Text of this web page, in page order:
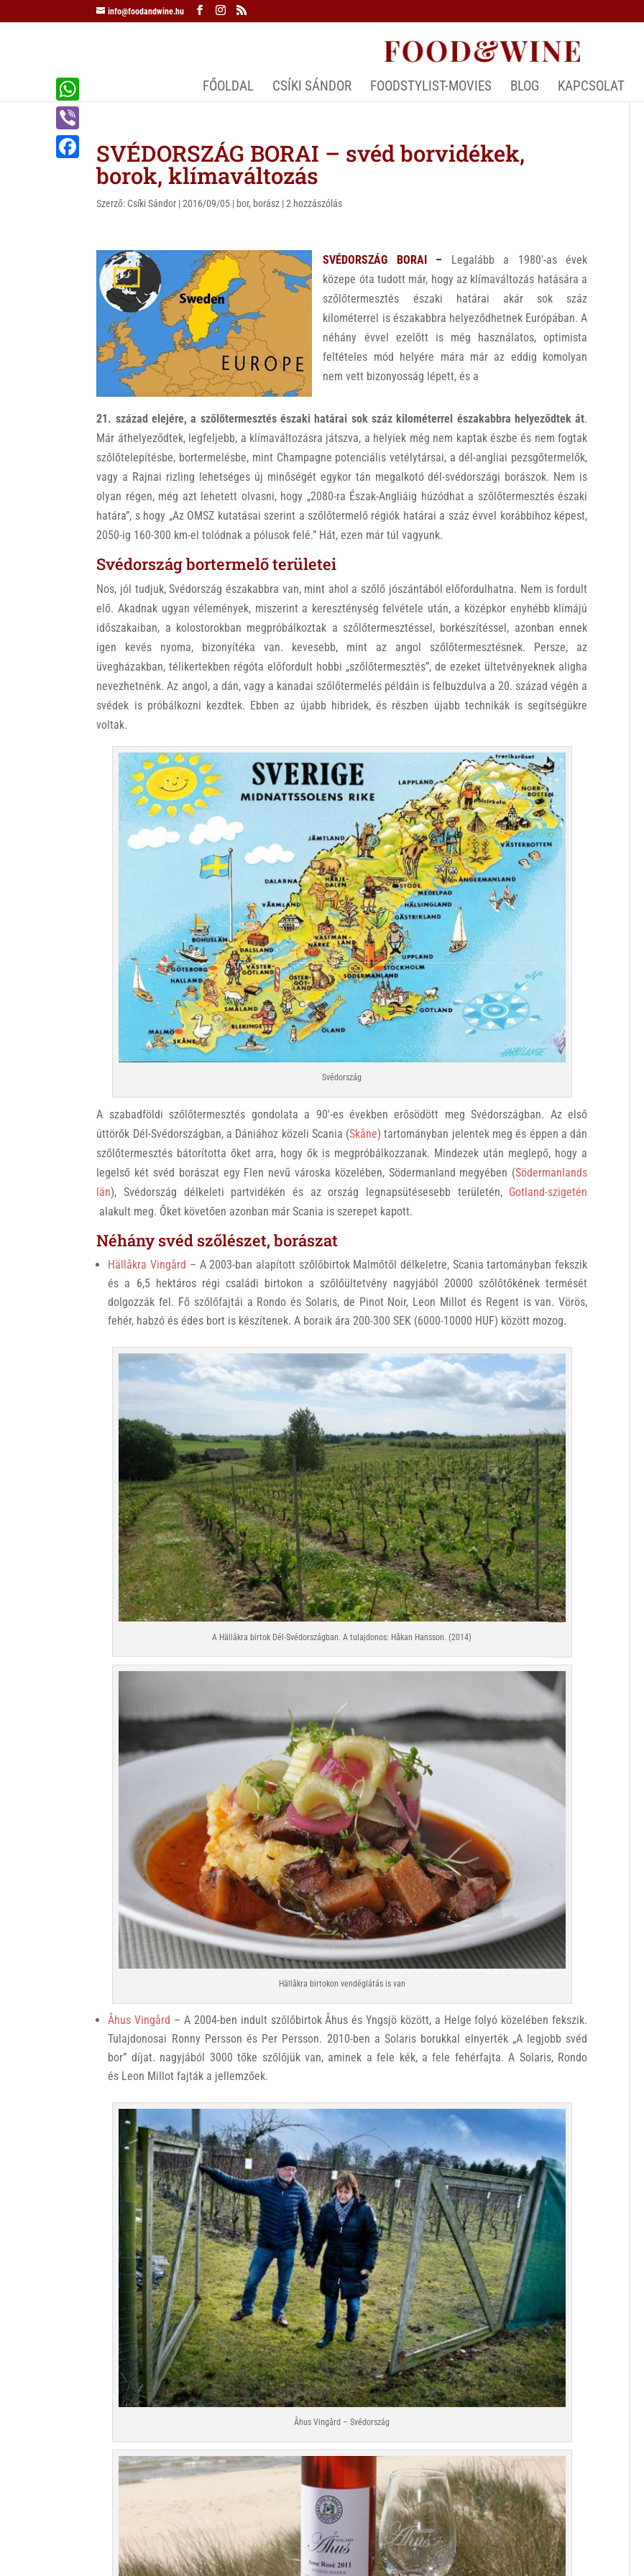
info@foodandwine.hu
FŐOLDAL CSÍKI SÁNDOR FOODSTYLIST-MOVIES BLOG KAPCSOLAT
SVÉDORSZÁG BORAI – svéd borvidékek,
borok, klímaváltozás
Szerző: Csíki Sándor |2016/09/05 | bor, borász |2 hozzászólás
SVÉDORSZÁG BORAI – Legalább a 1980′-as évek
közepe óta tudott már, hogy az klímaváltozás hatására a
szőlőtermesztés északi határai akár sok száz
kilométerrel is északabbra helyeződhetnek Európában. A
néhány évvel ezelőtt is még használatos, optimista
feltételes mód helyére mára már az eddig komolyan
nem vett bizonyosság lépett, és a
21. század elejére, a szőlőtermesztés északi határai sok száz kilométerrel északabbra helyeződtek át.
Már áthelyeződtek, legfeljebb, a klímaváltozásra játszva, a helyiek még nem kaptak észbe és nem fogtak
szőlőtelepítésbe, bortermelésbe, mint Champagne potenciális vetélytársai, a dél-angliai pezsgőtermelők,
vagy a Rajnai rizling lehetséges új minőségét egykor tán megalkotó dél-svédországi borászok. Nem is
olyan régen, még azt lehetett olvasni, hogy „2080-ra Észak-Angliáig húzódhat a szőlőtermesztés északi
határa”, s hogy „Az OMSZ kutatásai szerint a szőlőtermelő régiók határai a száz évvel korábbihoz képest,
2050-ig 160-300 km-el tolódnak a pólusok felé.” Hát, ezen már túl vagyunk.
Svédország bortermelő területei
Nos, jól tudjuk, Svédország északabbra van, mint ahol a szőlő jószántából előfordulhatna. Nem is fordult
elő. Akadnak ugyan vélemények, miszerint a kereszténység felvétele után, a középkor enyhébb klímájú
időszakaiban, a kolostorokban megpróbálkoztak a szőlőtermesztéssel, borkészítéssel, azonban ennek
igen kevés nyoma, bizonyítéka van. kevesebb, mint az angol szőlőtermesztésnek. Persze, az
üvegházakban, télikertekben régóta előfordult hobbi „szőlőtermesztés”, de ezeket ültetvényeknek aligha
nevezhetnénk. Az angol, a dán, vagy a kanadai szőlőtermelés példáin is felbuzdulva a 20. század végén a
svédek is próbálkozni kezdtek. Ebben az újabb hibridek, és részben újabb technikák is segítségükre
voltak.
Svédország
A szabadföldi szőlőtermesztés gondolata a 90′-es években erősödött meg Svédországban. Az első
úttörők Dél-Svédországban, a Dániához közeli Scania (Skåne) tartományban jelentek meg és éppen a dán
szőlőtermesztés bátorította őket arra, hogy ők is megpróbálkozzanak. Mindezek után meglepő, hogy a
legelső két svéd borászat egy Flen nevű városka közelében, Södermanland megyében (Södermanlands
län), Svédország délkeleti partvidékén és az ország legnapsütésesebb területén, Gotland-szigetén
alakult meg. Őket követően azonban már Scania is szerepet kapott.
Néhány svéd szőlészet, borászat
Hällåkra Vingård – A 2003-ban alapított szőlőbirtok Malmőtől délkeletre, Scania tartományban fekszik
és a 6,5 hektáros régi családi birtokon a szőlőültetvény nagyjából 20000 szőlőtőkének termését
dolgozzák fel. Fő szőlőfajtái a Rondo és Solaris, de Pinot Noir, Leon Millot és Regent is van. Vörös,
fehér, habzó és édes bort is készítenek. A boraik ára 200-300 SEK (6000-10000 HUF) között mozog.
A Hällåkra birtok Dél-Svédországban. A tulajdonos: Håkan Hansson. (2014)
Hällåkra birtokon vendéglátás is van
Åhus Vingård – A 2004-ben indult szőlőbirtok Åhus és Yngsjö között, a Helge folyó közelében fekszik.
Tulajdonosai Ronny Persson és Per Persson. 2010-ben a Solaris borukkal elnyerték „A legjobb svéd
bor” díjat. nagyjából 3000 tőke szőlőjük van, aminek a fele kék, a fele fehérfajta. A Solaris, Rondo
és Leon Millot fajták a jellemzőek.
Åhus Vingård – Svédország
W
h
a
V